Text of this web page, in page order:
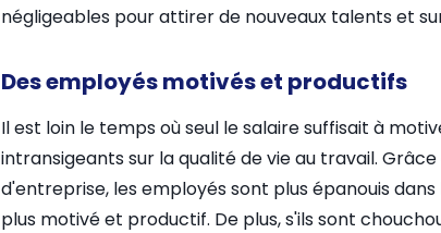
négligeables pour attirer de nouveaux talents et
Des employés motivés et productifs
Il est loin le temps où seul le salaire suffisait à
intransigeants sur la qualité de vie au travail.
d'entreprise, les employés sont plus épanouis
plus motivé et productif. De plus, s'ils sont